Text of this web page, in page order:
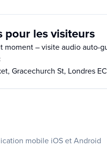
pour les visiteurs
moment – visite audio auto-
Gracechurch St, Londres
mobile iOS et Android